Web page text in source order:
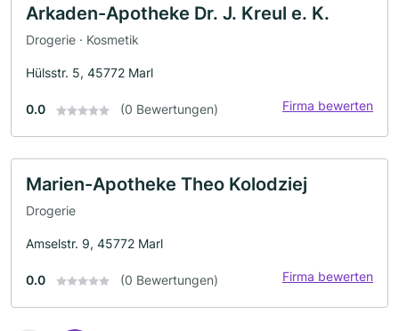
Arkaden-Apotheke Dr. J. Kreul e. K.
Drogerie · Kosmetik
Hülsstr. 5, 45772 Marl
0.0 (0 Bewertungen) Firma bewerten
Marien-Apotheke Theo Kolodziej
Drogerie
Amselstr. 9, 45772 Marl
0.0 (0 Bewertungen) Firma bewerten